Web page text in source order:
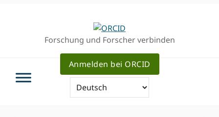
Forschung und Forscher verbinden
Anmelden bei ORCID